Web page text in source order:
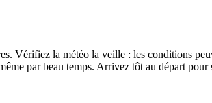
Vérifiez la météo la veille : les conditions
par beau temps. Arrivez tôt au départ